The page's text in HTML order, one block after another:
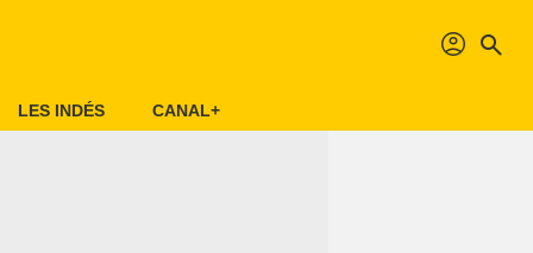
profil search
LES INDÉS CANAL+